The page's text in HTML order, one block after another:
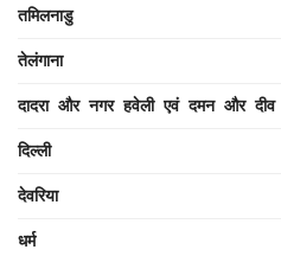
तमिलनाडु
तेलंगाना
दादरा और नगर हवेली एवं दमन और दीव
दिल्ली
देवरिया
धर्म